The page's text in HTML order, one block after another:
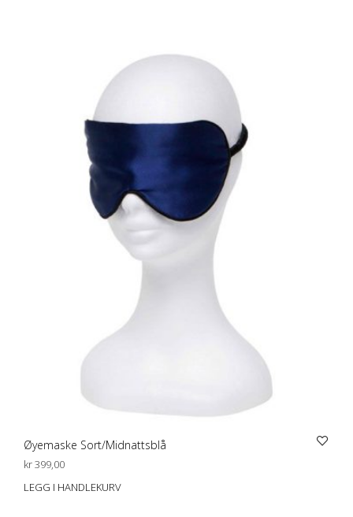
Øyemaske Sort/Midnattsblå
kr399,00
LEGG I HANDLEKURV